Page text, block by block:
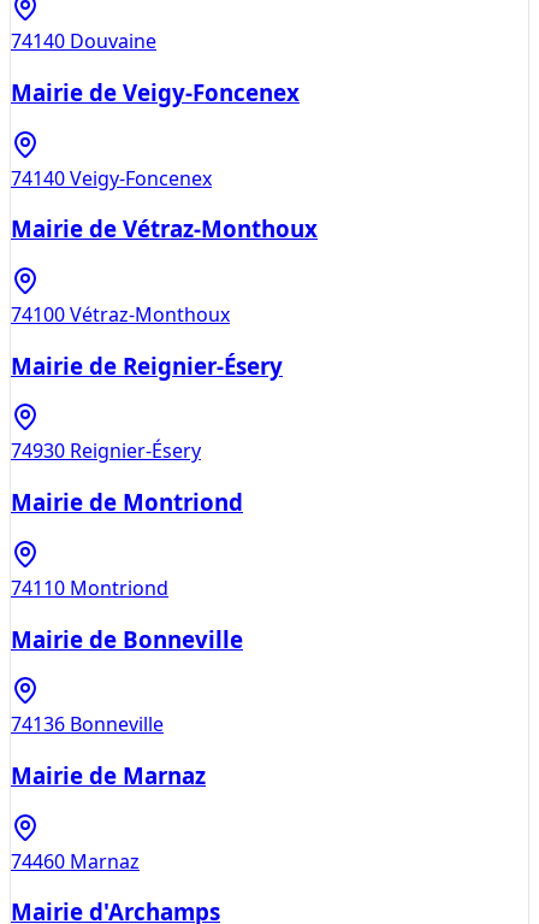
74140 Douvaine
Mairie de Veigy-Foncenex
74140Veigy-Foncenex
Mairie de Vétraz-Monthoux
74100Vétraz-Monthoux
Mairie de Reignier-Ésery
74930 Reignier-Ésery
Mairie de Montriond
74110 Montriond
Mairie de Bonneville
74136 Bonneville
Mairie de Marnaz
74460 Marnaz
Mairie d'Archamps